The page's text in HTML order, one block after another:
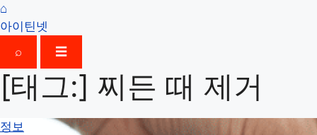
⌂
아이틴넷
⌕
☰
[태그:] 찌든 때 제거
정보